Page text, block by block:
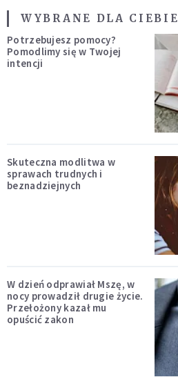
WYBRANE DLA CIEBIE
Potrzebujesz pomocy?
Pomodlimy się w Twojej
intencji
Skuteczna modlitwa w
sprawach trudnych i
beznadziejnych
W dzień odprawiał Mszę, w
nocy prowadził drugie życie.
Przełożony kazał mu
opuścić zakon